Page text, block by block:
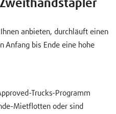
anbieten, durchläuft einen
Anfang bis Ende eine hohe
Trucks-Programm
Mietflotten oder sind